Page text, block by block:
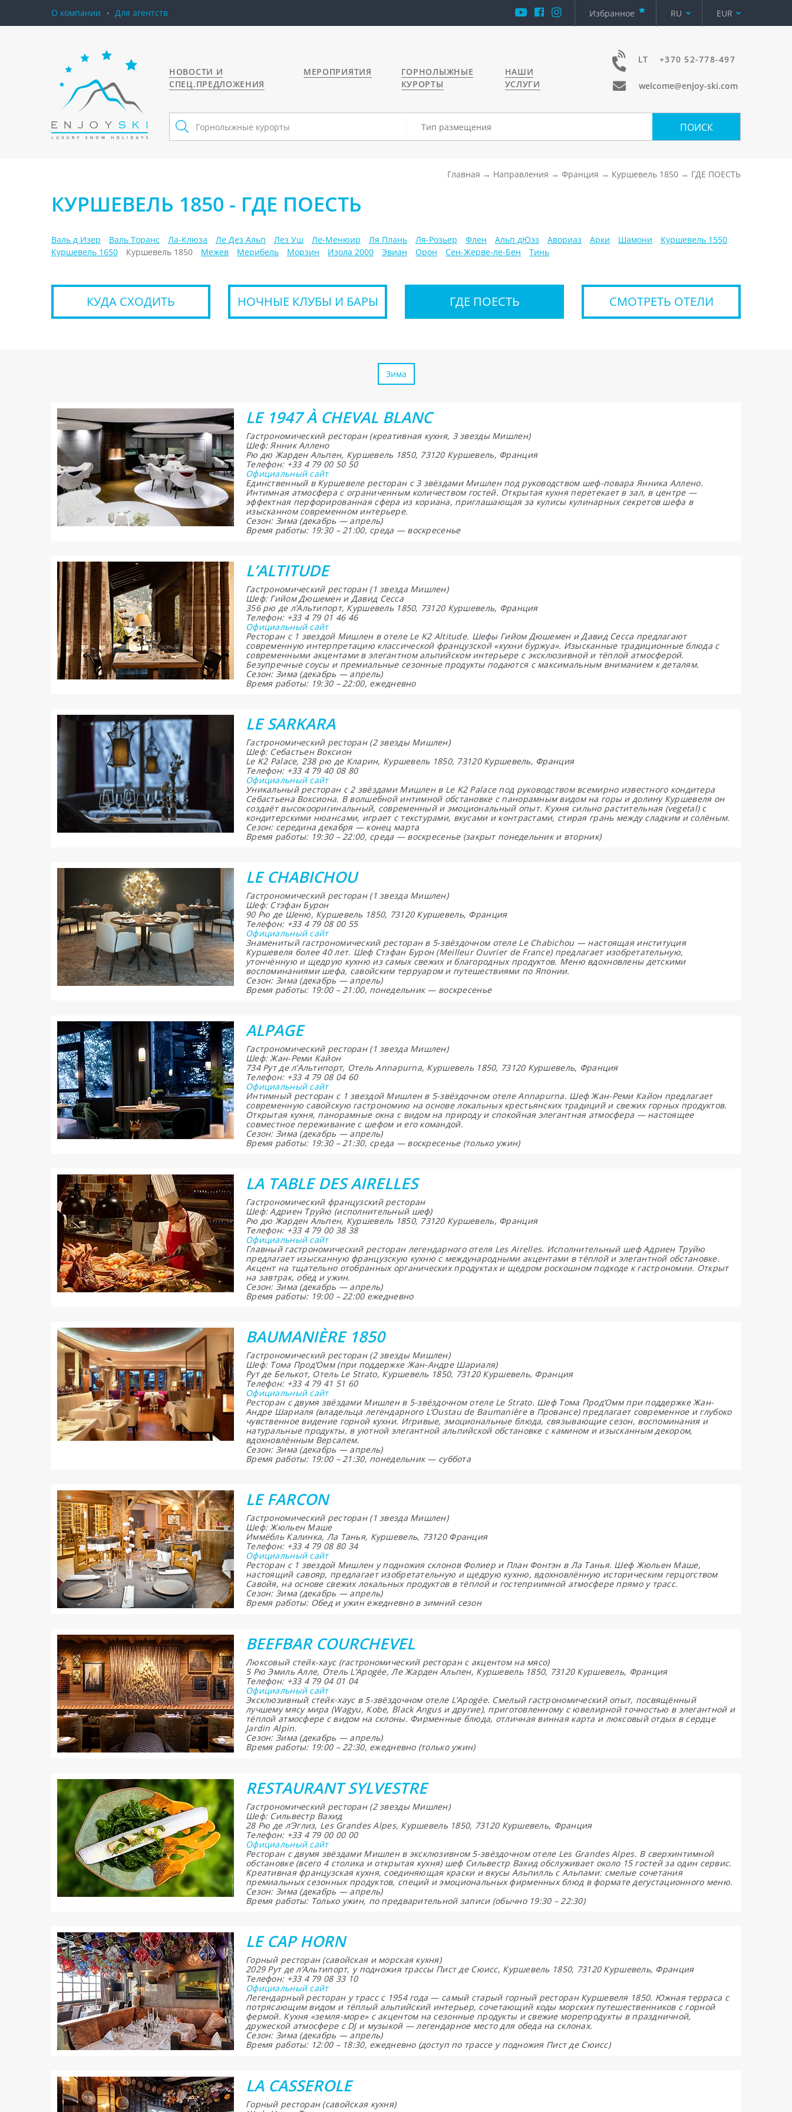
О компании Для агентств Избранное RU EUR
НОВОСТИ И
СПЕЦ.ПРЕДЛОЖЕНИЯ
МЕРОПРИЯТИЯ
ГОРНОЛЫЖНЫЕ
КУРОРТЫ
НАШИ
УСЛУГИ
LT +370 52-778-497
welcome@enjoy-ski.com
Тип размещения ПОИСК
Главная Направления Франция Куршевель 1850 ГДЕ ПОЕСТЬ
КУРШЕВЕЛЬ 1850 - ГДЕ ПОЕСТЬ
Валь д Изер Валь Торанс Ла-Клюза Ле Дез Альп Лез Уш Ле-Менюир Ля Плань Ля-Розьер Флен Альп дЮэз Авориаз Арки Шамони
Куршевель 1550
Куршевель 1650
Куршевель 1850 Межев Мерибель Морзин Изола 2000 Эвиан Орон Сен-Жерве-ле-Бен Тинь
КУДА СХОДИТЬ НОЧНЫЕ КЛУБЫ И БАРЫ ГДЕ ПОЕСТЬ СМОТРЕТЬ ОТЕЛИ
Зима
LE 1947 À CHEVAL BLANC
Гастрономический ресторан (креативная кухня, 3 звезды Мишлен)
Шеф: Янник Аллено
Рю дю Жарден Альпен, Куршевель 1850, 73120 Куршевель, Франция
Телефон: +33 4 79 00 50 50
Официальный сайт
Единственный в Куршевеле ресторан с 3 звёздами Мишлен под руководством шеф-повара Янника Аллено.
Интимная атмосфера с ограниченным количеством гостей. Открытая кухня перетекает в зал, в центре —
эффектная перфорированная сфера из кориана, приглашающая за кулисы кулинарных секретов шефа в
изысканном современном интерьере.
Сезон: Зима (декабрь — апрель)
Время работы: 19:30 – 21:00, среда — воскресенье
L’ALTITUDE
Гастрономический ресторан (1 звезда Мишлен)
Шеф: Гийом Дюшемен и Давид Сесса
356 рю де л’Альтипорт, Куршевель 1850, 73120 Куршевель, Франция
Телефон: +33 4 79 01 46 46
Официальный сайт
Ресторан с 1 звездой Мишлен в отеле Le K2 Altitude. Шефы Гийом Дюшемен и Давид Сесса предлагают
современную интерпретацию классической французской «кухни буржуа». Изысканные традиционные блюда с
современными акцентами в элегантном альпийском интерьере с эксклюзивной и тёплой атмосферой.
Безупречные соусы и премиальные сезонные продукты подаются с максимальным вниманием к деталям.
Сезон: Зима (декабрь — апрель)
Время работы: 19:30 – 22:00, ежедневно
LE SARKARA
Гастрономический ресторан (2 звезды Мишлен)
Шеф: Себастьен Воксион
Le K2 Palace, 238 рю де Кларин, Куршевель 1850, 73120 Куршевель, Франция
Телефон: +33 4 79 40 08 80
Официальный сайт
Уникальный ресторан с 2 звёздами Мишлен в Le K2 Palace под руководством всемирно известного кондитера
Себастьена Воксиона. В волшебной интимной обстановке с панорамным видом на горы и долину Куршевеля он
создаёт высокооригинальный, современный и эмоциональный опыт. Кухня сильно растительная (vegetal) с
кондитерскими нюансами, играет с текстурами, вкусами и контрастами, стирая грань между сладким и солёным.
Сезон: середина декабря — конец марта
Время работы: 19:30 – 22:00, среда — воскресенье (закрыт понедельник и вторник)
LE CHABICHOU
Гастрономический ресторан (1 звезда Мишлен)
Шеф: Стэфан Бурон
90 Рю де Шеню, Куршевель 1850, 73120 Куршевель, Франция
Телефон: +33 4 79 08 00 55
Официальный сайт
Знаменитый гастрономический ресторан в 5-звёздочном отеле Le Chabichou — настоящая институция
Куршевеля более 40 лет. Шеф Стэфан Бурон (Meilleur Ouvrier de France) предлагает изобретательную,
утончённую и щедрую кухню из самых свежих и благородных продуктов. Меню вдохновлены детскими
воспоминаниями шефа, савойским терруаром и путешествиями по Японии.
Сезон: Зима (декабрь — апрель)
Время работы: 19:00 – 21:00, понедельник — воскресенье
ALPAGE
Гастрономический ресторан (1 звезда Мишлен)
Шеф: Жан-Реми Кайон
734 Рут де л’Альтипорт, Отель Annapurna, Куршевель 1850, 73120 Куршевель, Франция
Телефон: +33 4 79 08 04 60
Официальный сайт
Интимный ресторан с 1 звездой Мишлен в 5-звёздочном отеле Annapurna. Шеф Жан-Реми Кайон предлагает
современную савойскую гастрономию на основе локальных крестьянских традиций и свежих горных продуктов.
Открытая кухня, панорамные окна с видом на природу и спокойная элегантная атмосфера — настоящее
совместное переживание с шефом и его командой.
Сезон: Зима (декабрь — апрель)
Время работы: 19:30 – 21:30, среда — воскресенье (только ужин)
LA TABLE DES AIRELLES
Гастрономический французский ресторан
Шеф: Адриен Труйю (исполнительный шеф)
Рю дю Жарден Альпен, Куршевель 1850, 73120 Куршевель, Франция
Телефон: +33 4 79 00 38 38
Официальный сайт
Главный гастрономический ресторан легендарного отеля Les Airelles. Исполнительный шеф Адриен Труйю
предлагает изысканную французскую кухню с международными акцентами в тёплой и элегантной обстановке.
Акцент на тщательно отобранных органических продуктах и щедром роскошном подходе к гастрономии. Открыт
на завтрак, обед и ужин.
Сезон: Зима (декабрь — апрель)
Время работы: 19:00 – 22:00 ежедневно
BAUMANIÈRE 1850
Гастрономический ресторан (2 звезды Мишлен)
Шеф: Тома Прод’Омм (при поддержке Жан-Андре Шариаля)
Рут де Белькот, Отель Le Strato, Куршевель 1850, 73120 Куршевель, Франция
Телефон: +33 4 79 41 51 60
Официальный сайт
Ресторан с двумя звёздами Мишлен в 5-звёздочном отеле Le Strato. Шеф Тома Прод’Омм при поддержке Жан-
Андре Шариаля (владельца легендарного L’Oustau de Baumanière в Провансе) предлагает современное и глубоко
чувственное видение горной кухни. Игривые, эмоциональные блюда, связывающие сезон, воспоминания и
натуральные продукты, в уютной элегантной альпийской обстановке с камином и изысканным декором,
вдохновлённым Версалем.
Сезон: Зима (декабрь — апрель)
Время работы: 19:00 – 21:30, понедельник — суббота
LE FARCON
Гастрономический ресторан (1 звезда Мишлен)
Шеф: Жюльен Маше
Иммёбль Калинка, Ла Танья, Куршевель, 73120 Франция
Телефон: +33 4 79 08 80 34
Официальный сайт
Ресторан с 1 звездой Мишлен у подножия склонов Фолиер и План Фонтэн в Ла Танья. Шеф Жюльен Маше,
настоящий савояр, предлагает изобретательную и щедрую кухню, вдохновлённую историческим герцогством
Савойя, на основе свежих локальных продуктов в тёплой и гостеприимной атмосфере прямо у трасс.
Сезон: Зима (декабрь — апрель)
Время работы: Обед и ужин ежедневно в зимний сезон
BEEFBAR COURCHEVEL
Люксовый стейк-хаус (гастрономический ресторан с акцентом на мясо)
5 Рю Эмиль Алле, Отель L’Apogée, Ле Жарден Альпен, Куршевель 1850, 73120 Куршевель, Франция
Телефон: +33 4 79 04 01 04
Официальный сайт
Эксклюзивный стейк-хаус в 5-звёздочном отеле L’Apogée. Смелый гастрономический опыт, посвящённый
лучшему мясу мира (Wagyu, Kobe, Black Angus и другие), приготовленному с ювелирной точностью в элегантной и
тёплой атмосфере с видом на склоны. Фирменные блюда, отличная винная карта и люксовый отдых в сердце
Jardin Alpin.
Сезон: Зима (декабрь — апрель)
Время работы: 19:00 – 22:30, ежедневно (только ужин)
RESTAURANT SYLVESTRE
Гастрономический ресторан (2 звезды Мишлен)
Шеф: Сильвестр Вахид
28 Рю де л’Эглиз, Les Grandes Alpes, Куршевель 1850, 73120 Куршевель, Франция
Телефон: +33 4 79 00 00 00
Официальный сайт
Ресторан с двумя звёздами Мишлен в эксклюзивном 5-звёздочном отеле Les Grandes Alpes. В сверхинтимной
обстановке (всего 4 столика и открытая кухня) шеф Сильвестр Вахид обслуживает около 15 гостей за один сервис.
Креативная французская кухня, соединяющая краски и вкусы Альпилль с Альпами: смелые сочетания
премиальных сезонных продуктов, специй и эмоциональных фирменных блюд в формате дегустационного меню.
Сезон: Зима (декабрь — апрель)
Время работы: Только ужин, по предварительной записи (обычно 19:30 – 22:30)
LE CAP HORN
Горный ресторан (савойская и морская кухня)
2029 Рут де л’Альтипорт, у подножия трассы Пист де Сюисс, Куршевель 1850, 73120 Куршевель, Франция
Телефон: +33 4 79 08 33 10
Официальный сайт
Легендарный ресторан у трасс с 1954 года — самый старый горный ресторан Куршевеля 1850. Южная терраса с
потрясающим видом и тёплый альпийский интерьер, сочетающий коды морских путешественников с горной
фермой. Кухня «земля-море» с акцентом на сезонные продукты и свежие морепродукты в праздничной,
дружеской атмосфере с DJ и музыкой — легендарное место для обеда на склонах.
Сезон: Зима (декабрь — апрель)
Время работы: 12:00 – 18:30, ежедневно (доступ по трассе у подножия Пист де Сюисс)
LA CASSEROLE
Горный ресторан (савойская кухня)